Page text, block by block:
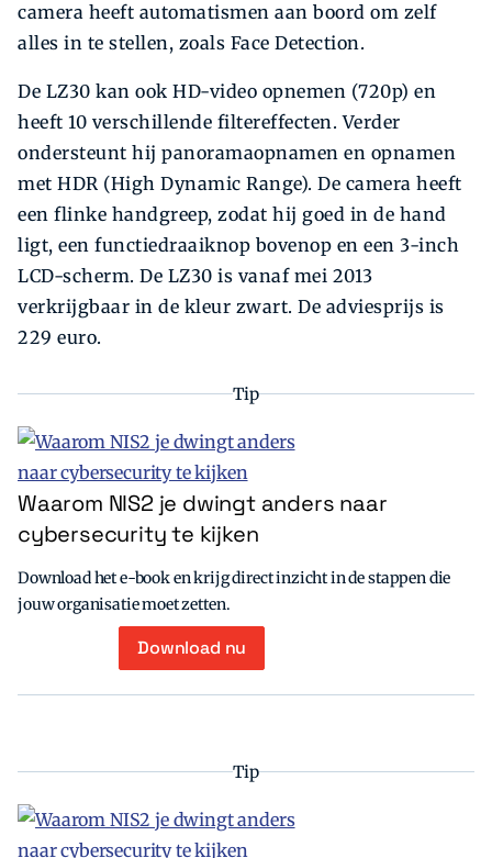
camera heeft automatismen aan boord om zelf
alles in te stellen, zoals Face Detection.
De LZ30 kan ook HD-video opnemen (720p) en
heeft 10 verschillende filtereffecten. Verder
ondersteunt hij panoramaopnamen en opnamen
met HDR (High Dynamic Range). De camera heeft
een flinke handgreep, zodat hij goed in de hand
ligt, een functiedraaiknop bovenop en een 3-inch
LCD-scherm. De LZ30 is vanaf mei 2013
verkrijgbaar in de kleur zwart. De adviesprijs is
229 euro.
Tip
Waarom NIS2 je dwingt anders naar
cybersecurity te kijken
Download het e-book en krijg direct inzicht in de stappen die
jouw organisatie moet zetten.
Download nu
Tip